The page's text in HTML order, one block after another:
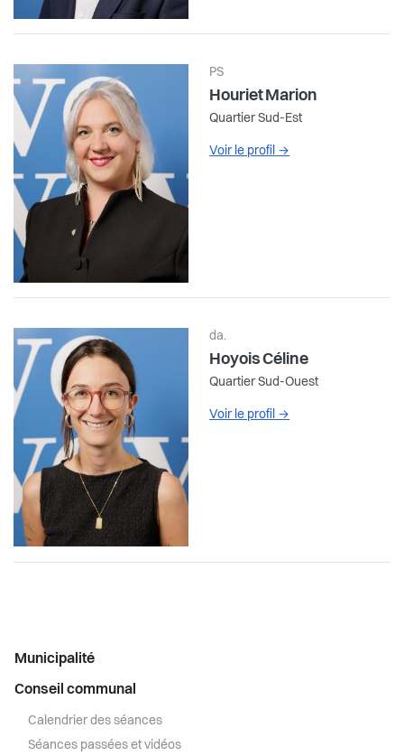
PS
Houriet Marion
Quartier Sud-Est
Voir le profil →
da.
Hoyois Céline
Quartier Sud-Ouest
Voir le profil →
Menu
latéral
Municipalité
Conseil communal
Calendrier des séances
Séances passées et vidéos